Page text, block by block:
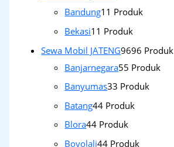
Bandung1 1 Produk
Bekasi1 1 Produk
Sewa Mobil JATENG9696 Produk
Banjarnegara55 Produk
Banyumas33 Produk
Batang44 Produk
Blora44 Produk
Boyolali44 Produk